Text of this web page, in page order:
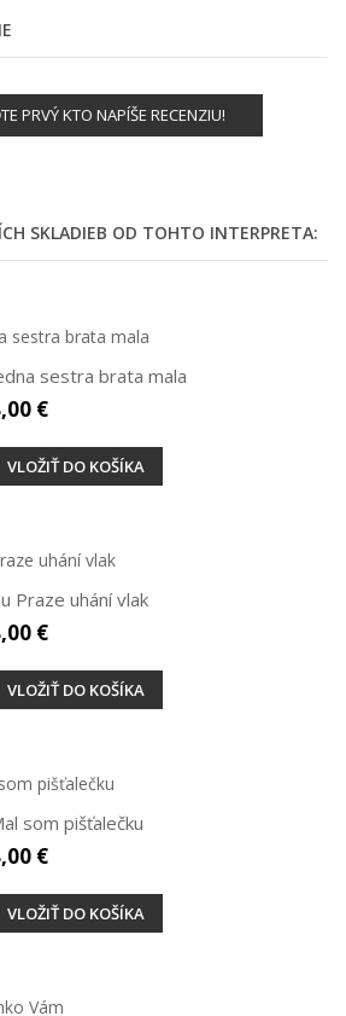
PRVÝ KTO NAPÍŠE RECENZIU!
SKLADIEB OD TOHTO INTERPRETA:
sestra brata mala
€
VLOŽIŤ DO KOŠÍKA
Praze uhání vlak
€
VLOŽIŤ DO KOŠÍKA
som pišťalečku
€
VLOŽIŤ DO KOŠÍKA